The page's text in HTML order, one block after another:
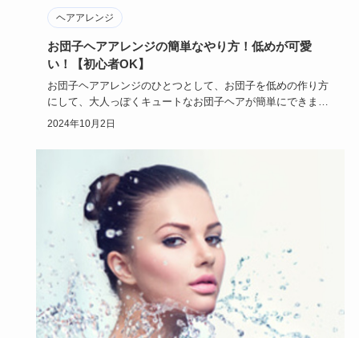
ヘアアレンジ
お団子ヘアアレンジの簡単なやり方！低めが可愛
い！【初心者OK】
お団子ヘアアレンジのひとつとして、お団子を低めの作り方
にして、大人っぽくキュートなお団子ヘアが簡単にできま
す。ロングはもち…
2024年10月2日